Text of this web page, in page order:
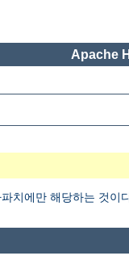
Apache
치에만 해당하는 것이